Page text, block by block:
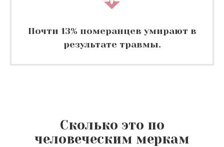
Почти 13% померанцев умирают в
результате травмы.
Сколько это по
человеческим меркам